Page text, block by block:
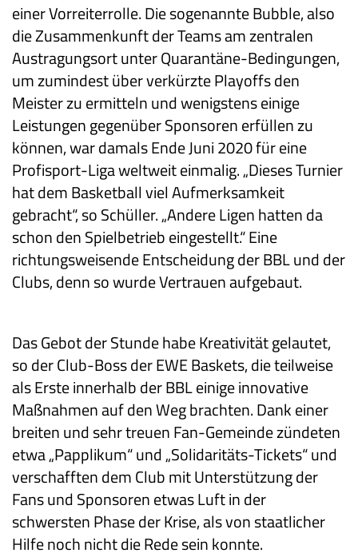
einer Vorreiterrolle. Die sogenannte Bubble, also
die Zusammenkunft der Teams am zentralen
Austragungsort unter Quarantäne-Bedingungen,
um zumindest über verkürzte Playoffs den
Meister zu ermitteln und wenigstens einige
Leistungen gegenüber Sponsoren erfüllen zu
können, war damals Ende Juni 2020 für eine
Profisport-Liga weltweit einmalig. „Dieses Turnier
hat dem Basketball viel Aufmerksamkeit
gebracht“, so Schüller. „Andere Ligen hatten da
schon den Spielbetrieb eingestellt.“ Eine
richtungsweisende Entscheidung der BBL und der
Clubs, denn so wurde Vertrauen aufgebaut.
Das Gebot der Stunde habe Kreativität gelautet,
so der Club-Boss der EWE Baskets, die teilweise
als Erste innerhalb der BBL einige innovative
Maßnahmen auf den Weg brachten. Dank einer
breiten und sehr treuen Fan-Gemeinde zündeten
etwa „Papplikum“ und „Solidaritäts-Tickets“ und
verschafften dem Club mit Unterstützung der
Fans und Sponsoren etwas Luft in der
schwersten Phase der Krise, als von staatlicher
Hilfe noch nicht die Rede sein konnte.